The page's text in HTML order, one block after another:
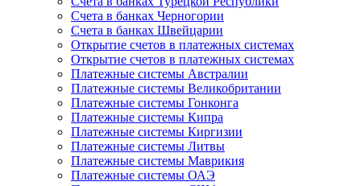
Счета в банках Черногории
Счета в банках Швейцарии
Открытие счетов в платежных системах
Открытие счетов в платежных системах
Платежные системы Австралии
Платежные системы Великобритании
Платежные системы Гонконга
Платежные системы Кипра
Платежные системы Киргизии
Платежные системы Литвы
Платежные системы Маврикия
Платежные системы ОАЭ